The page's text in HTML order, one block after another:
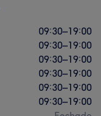
09:30–19:00
09:30–19:00
09:30–19:00
09:30–19:00
09:30–19:00
09:30–19:00